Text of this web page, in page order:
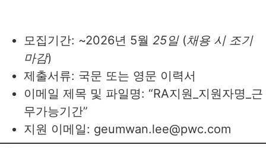
모집기간: ~2026년 5월 25일 (채용 시 조기
마감)
제출서류: 국문 또는 영문 이력서
이메일 제목 및 파일명: “RA지원_지원자명_근
무가능기간”
지원 이메일: geumwan.lee@pwc.com